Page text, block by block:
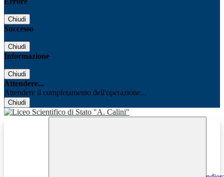
Chiudi
Successo
Chiudi
Informazione
Chiudi
Attendere...
Attendere il completamento dell'operazione...
Chiudi